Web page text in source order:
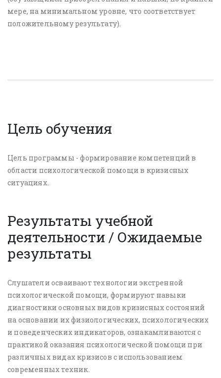
мере, на минимальном уровне, что соответствует
положительному результату).
Цель обучения
Цель программы - формирование компетенций в
области психологической помощи в кризисных
ситуациях.
Результаты учебной
деятельности / Ожидаемые
результаты
Слушатели осваивают технологии экстренной
психологической помощи, формируют навыки
диагностики основных видов кризисных состояний
на основании их физиологических, психологических
и поведенческих индикаторов, ознакамливаются с
практикой оказания психологической помощи при
различных видах кризисов с использованием
современных техник.